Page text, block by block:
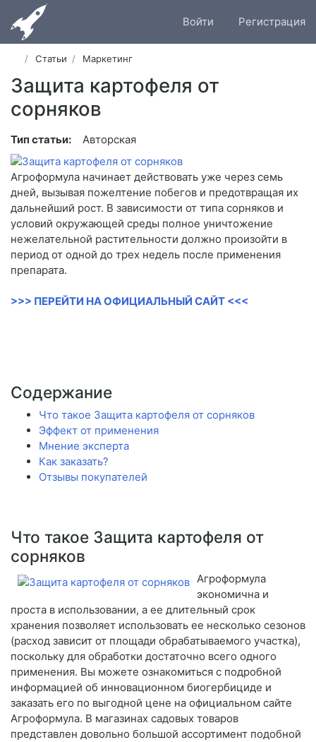
Войти Регистрация
Статьи Маркетинг
Защита картофеля от
сорняков
Тип статьи: Авторская
Агроформула начинает действовать уже через семь
дней, вызывая пожелтение побегов и предотвращая их
дальнейший рост. В зависимости от типа сорняков и
условий окружающей среды полное уничтожение
нежелательной растительности должно произойти в
период от одной до трех недель после применения
препарата.
>>> ПЕРЕЙТИ НА ОФИЦИАЛЬНЫЙ САЙТ <<<
Содержание
Что такое Защита картофеля от сорняков
Эффект от применения
Мнение эксперта
Как заказать?
Отзывы покупателей
Что такое Защита картофеля от
сорняков
Агроформула
экономична и
проста в использовании, а ее длительный срок
хранения позволяет использовать ее несколько сезонов
(расход зависит от площади обрабатываемого участка),
поскольку для обработки достаточно всего одного
применения. Вы можете ознакомиться с подробной
информацией об инновационном биогербициде и
заказать его по выгодной цене на официальном сайте
Агроформула. В магазинах садовых товаров
представлен довольно большой ассортимент подобной